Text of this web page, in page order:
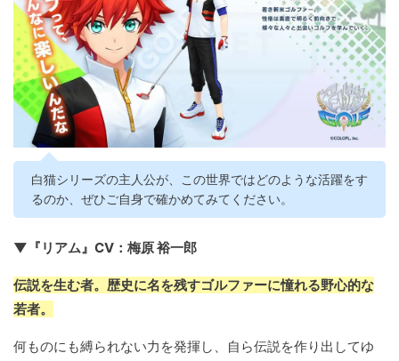
白猫シリーズの主人公が、この世界ではどのような活躍をす
るのか、ぜひご自身で確かめてみてください。
▼『リアム』CV：梅原 裕一郎
伝説を生む者。歴史に名を残すゴルファーに憧れる野心的な
若者。
何ものにも縛られない力を発揮し、自ら伝説を作り出してゆ